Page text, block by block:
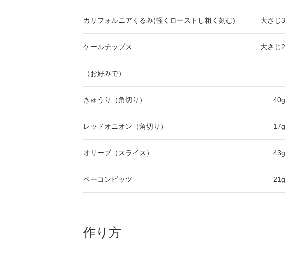
カリフォルニアくるみ(軽くローストし粗く刻む) 大さじ3
ケールチップス 大さじ2
（お好みで）
きゅうり（角切り） 40g
レッドオニオン（角切り） 17g
オリーブ（スライス） 43g
ベーコンビッツ 21g
作り方